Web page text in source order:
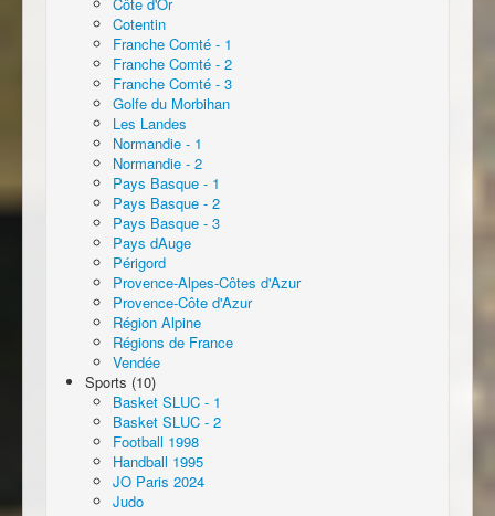
Côte d'Or
Cotentin
Franche Comté - 1
Franche Comté - 2
Franche Comté - 3
Golfe du Morbihan
Les Landes
Normandie - 1
Normandie - 2
Pays Basque - 1
Pays Basque - 2
Pays Basque - 3
Pays dAuge
Périgord
Provence-Alpes-Côtes d'Azur
Provence-Côte d'Azur
Région Alpine
Régions de France
Vendée
Sports (10)
Basket SLUC - 1
Basket SLUC - 2
Football 1998
Handball 1995
JO Paris 2024
Judo